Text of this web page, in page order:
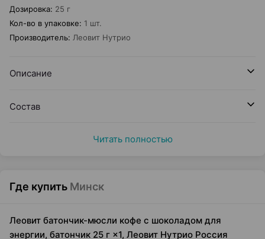
Дозировка: 25 г
Кол-во в упаковке: 1 шт.
Производитель: Леовит Нутрио
Описание
Состав
Читать полностью
Где купить Минск
Леовит батончик-мюсли кофе с шоколадом для
энергии, батончик 25 г ×1, Леовит Нутрио Россия